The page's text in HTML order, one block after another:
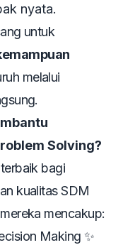
nyata.
untuk
melalui
Solving?
bagi
kualitas SDM
mencakup:
Making ✨